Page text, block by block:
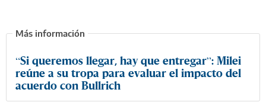
“Si queremos llegar, hay que entregar”: Milei
reúne a su tropa para evaluar el impacto del
acuerdo con Bullrich